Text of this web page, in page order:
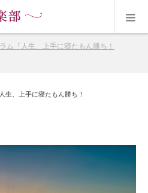
ム『人生、上手に寝たもん勝ち！
生、上手に寝たもん勝ち！